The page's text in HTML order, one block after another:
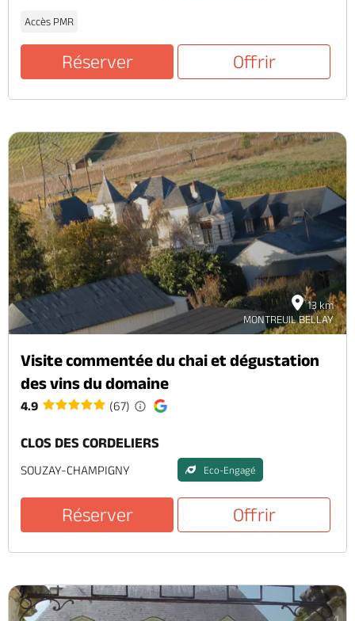
Accès PMR
Réserver Offrir
13 km
MONTREUIL BELLAY
Visite commentée du chai et dégustation
des vins du domaine
4.9 (67)
CLOS DES CORDELIERS
SOUZAY-CHAMPIGNY Eco-Engagé
Réserver Offrir